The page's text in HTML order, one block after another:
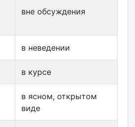
вне обсуждения
в неведении
в курсе
в ясном, открытом
виде